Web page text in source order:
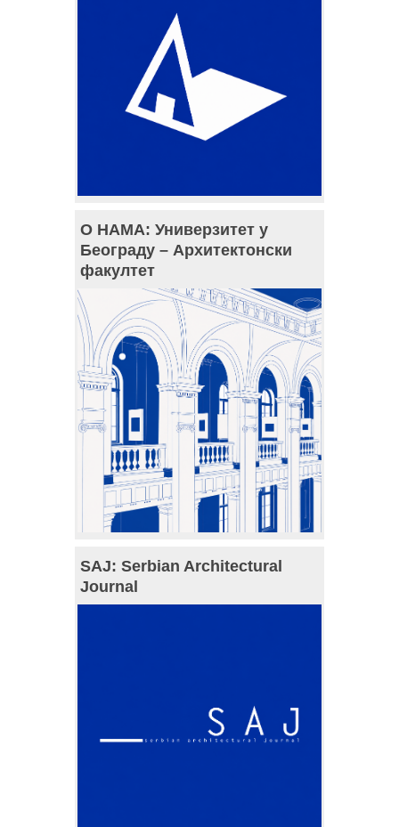
О НАМА: Универзитет у
Београду – Архитектонски
факултет
SAJ: Serbian Architectural
Journal